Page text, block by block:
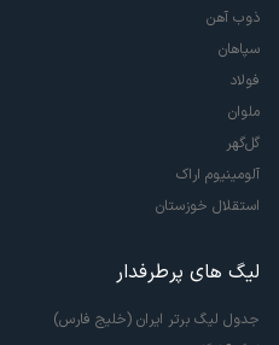
ذوب آهن
سپاهان
فولاد
ملوان
گل‌گهر
آلومینیوم اراک
استقلال خوزستان
لیگ های پرطرفدار
جدول لیگ برتر ایران (خلیج فارس)